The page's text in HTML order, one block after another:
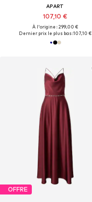
APART
107,10 €
À l'origine : 299,00 €
Dernier prix le plus bas :107,10 €
OFFRE